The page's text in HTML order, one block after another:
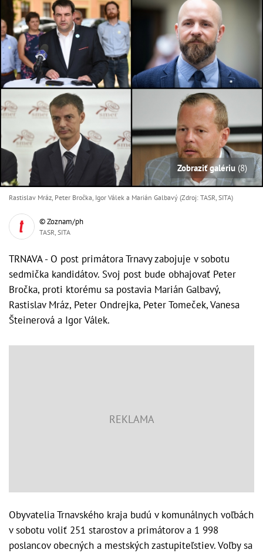
Zobraziť galériu (8)
Rastislav Mráz, Peter Bročka, Igor Válek a Marián Galbavý (Zdroj: TASR, SITA)
© Zoznam/ph
TASR, SITA
TRNAVA - O post primátora Trnavy zabojuje v sobotu
sedmička kandidátov. Svoj post bude obhajovať Peter
Bročka, proti ktorému sa postavia Marián Galbavý,
Rastislav Mráz, Peter Ondrejka, Peter Tomeček, Vanesa
Šteinerová a Igor Válek.
Obyvatelia Trnavského kraja budú v komunálnych voľbách
v sobotu voliť 251 starostov a primátorov a 1 998
poslancov obecných a mestských zastupiteľstiev. Voľby sa